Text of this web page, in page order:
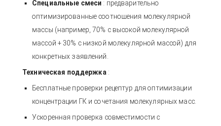
Специальные смеси : предварительно
оптимизированные соотношения молекулярной
массы (например, 70% с высокой молекулярной
массой + 30% с низкой молекулярной массой) для
конкретных заявлений.
Техническая поддержка :
Бесплатные проверки рецептур для оптимизации
концентрации ГК и сочетания молекулярных масс.
Ускоренная проверка совместимости с